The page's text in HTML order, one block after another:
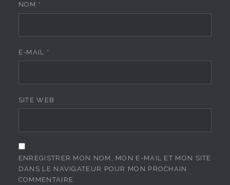
NOM *
E-MAIL *
SITE WEB
ENREGISTRER MON NOM, MON E-MAIL ET MON SITE
DANS LE NAVIGATEUR POUR MON PROCHAIN
COMMENTAIRE.